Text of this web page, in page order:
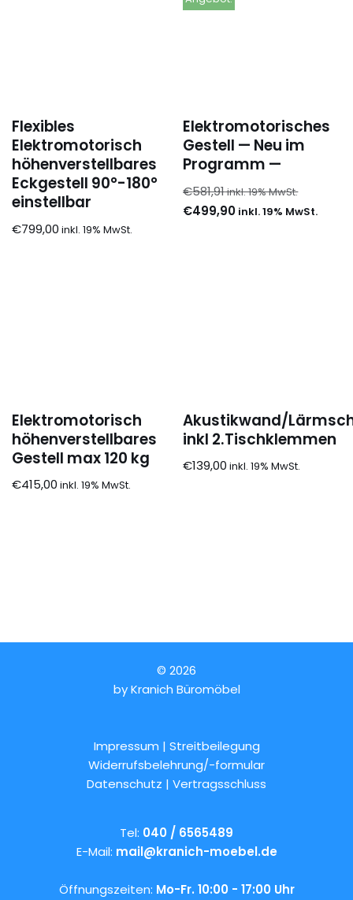
Flexibles
Elektromotorisch
höhenverstellbares
Eckgestell 90°-180°
einstellbar
€799,00
Elektromotorisches
Gestell — Neu im
Programm —
€581,91
€499,90
Elektromotorisch
höhenverstellbares
Gestell max 120 kg
€415,00
Akustikwand/
inkl 2.Tischklemmen
€139,00
© 2026
byKranich Büromöbel
Impressum | Streitbeilegung
Widerrufsbelehrung/-formular
Datenschutz | Vertragsschluss
Tel: 040 / 6565489
E-Mail: mail@kranich-moebel.de
Öffnungszeiten: Mo-Fr. 10:00 - 17:00 Uhr